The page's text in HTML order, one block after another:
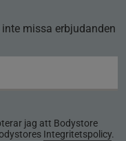
missa erbjudanden
jag att Bodystore
Integritetspolicy.